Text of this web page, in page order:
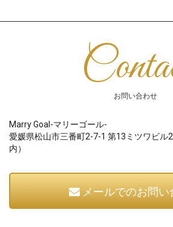
お問い合わせ
Marry Goal-マリーゴール-
愛媛県松山市三番町2-7-1 第13ミツワビル
内）
メールでのお問い